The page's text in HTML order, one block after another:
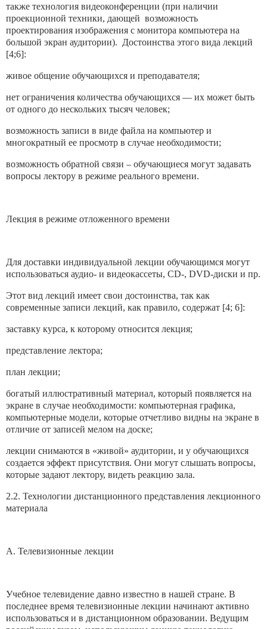
также технология видеоконференции (при наличии
проекционной техники, дающей возможность
проектирования изображения с монитора компьютера на
большой экран аудитории). Достоинства этого вида лекций
[4;6]:
живое общение обучающихся и преподавателя;
нет ограничения количества обучающихся — их может быть
от одного до нескольких тысяч человек;
возможность записи в виде файла на компьютер и
многократный ее просмотр в случае необходимости;
возможность обратной связи – обучающиеся могут задавать
вопросы лектору в режиме реального времени.
Лекция в режиме отложенного времени
Для доставки индивидуальной лекции обучающимся могут
использоваться аудио- и видеокассеты, CD-, DVD-диски и пр.
Этот вид лекций имеет свои достоинства, так как
современные записи лекций, как правило, содержат [4; 6]:
заставку курса, к которому относится лекция;
представление лектора;
план лекции;
богатый иллюстративный материал, который появляется на
экране в случае необходимости: компьютерная графика,
компьютерные модели, которые отчетливо видны на экране в
отличие от записей мелом на доске;
лекции снимаются в «живой» аудитории, и у обучающихся
создается эффект присутствия. Они могут слышать вопросы,
которые задают лектору, видеть реакцию зала.
2.2. Технологии дистанционного представления лекционного
материала
А. Телевизионные лекции
Учебное телевидение давно известно в нашей стране. В
последнее время телевизионные лекции начинают активно
использоваться и в дистанционном образовании. Ведущим